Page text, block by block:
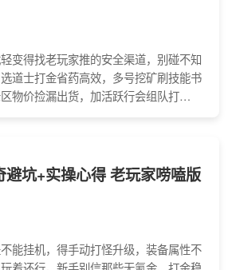
变得找老玩家推的安全渠道，别碰不知
道士打金省药高效，多号挖矿刷技能书
物价捡漏出货，加活跃行会组队打
坑+实操心得 老玩家唠嗑版
能挂机，得手动打怪升级，装备属性不